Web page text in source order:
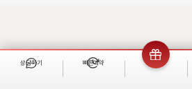
상담하기 빠른예약 이벤트